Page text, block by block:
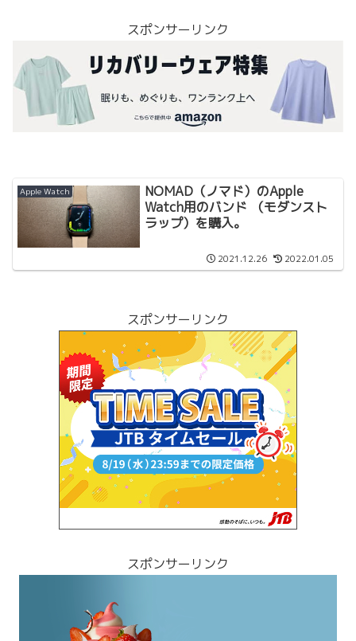
スポンサーリンク
Apple Watch
NOMAD（ノマド）のApple
Watch用のバンド （モダンスト
ラップ）を購入。
2021.12.26 2022.01.05
スポンサーリンク
スポンサーリンク